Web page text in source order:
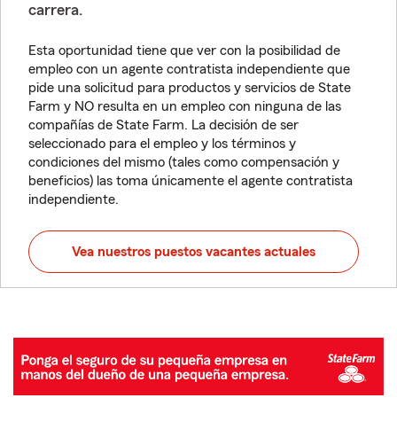
carrera.
Esta oportunidad tiene que ver con la posibilidad de
empleo con un agente contratista independiente que
pide una solicitud para productos y servicios de State
Farm y NO resulta en un empleo con ninguna de las
compañías de State Farm. La decisión de ser
seleccionado para el empleo y los términos y
condiciones del mismo (tales como compensación y
beneficios) las toma únicamente el agente contratista
independiente.
Vea nuestros puestos vacantes actuales